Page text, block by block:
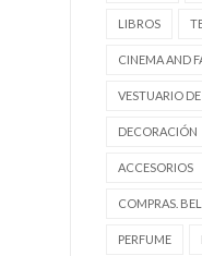
LIBROS
CINEMA AND
VESTUARIO
DECORACIÓN
ACCESORIOS
COMPRAS.
PERFUME